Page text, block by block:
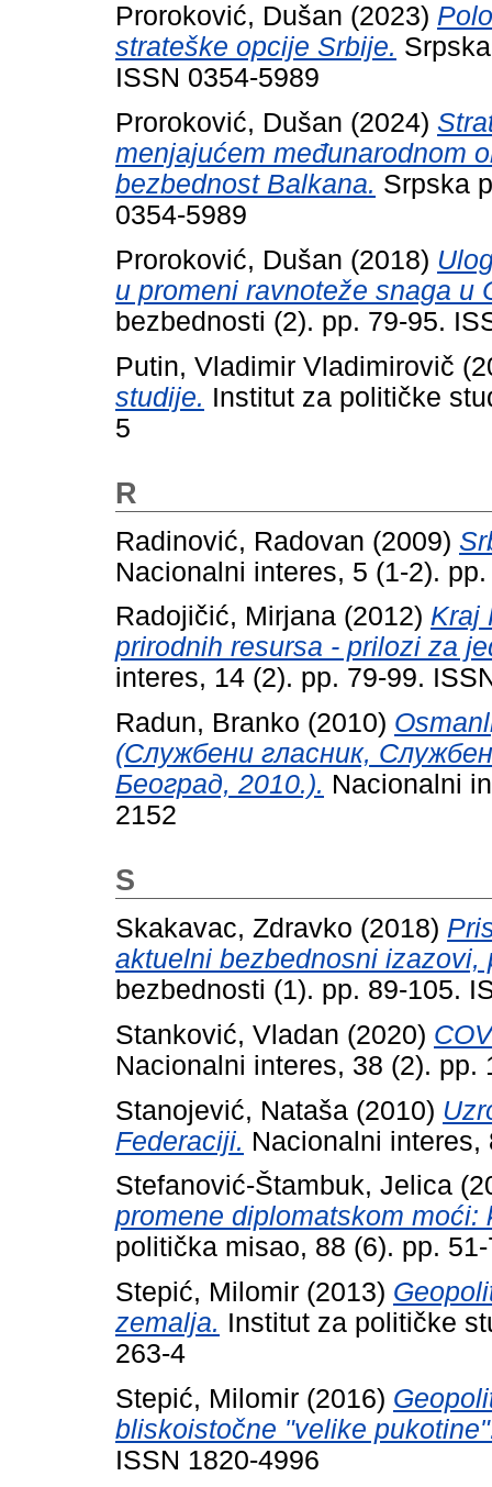
Proroković, Dušan (2023)
strateške opcije Srbije.
ISSN 0354-5989
Proroković, Dušan (2024)
menjajućem međunarodnom
bezbednost Balkana. Srpska
0354-5989
Proroković, Dušan (2018)
u promeni ravnoteže snaga u
bezbednosti (2). pp. 79-95.
Putin, Vladimir Vladimirovič
studije. Institut za političke
5
R
Radinović, Radovan (2009)
Nacionalni interes, 5 (1-2).
Radojičić, Mirjana (2012) Kraj
prirodnih resursa - prilozi za
interes, 14 (2). pp. 79-99.
Radun, Branko (2010)
(Службени гласник,
Београд, 2010.). Nacionalni
2152
S
Skakavac, Zdravko (2018)
aktuelni bezbednosni izazovi,
bezbednosti (1). pp. 89-105.
Stanković, Vladan (2020)
Nacionalni interes, 38 (2). pp.
Stanojević, Nataša (2010)
Federaciji. Nacionalni interes,
Stefanović-Štambuk, Jelica
promene diplomatskom moći:
politička misao, 88 (6). pp.
Stepić, Milomir (2013)
zemalja. Institut za političke
263-4
Stepić, Milomir (2016)
bliskoistočne "velike
ISSN 1820-4996